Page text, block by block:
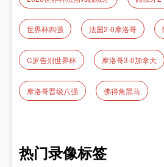
世界杯四强 法国2‑0摩洛哥
C罗告别世界杯 摩洛哥3-0加拿大
摩洛哥晋级八强 佛得角黑马
热门录像标签